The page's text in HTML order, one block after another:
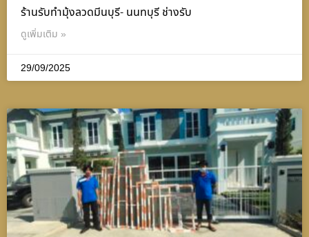
ร้านรับทำมุ้งลวดมีนบุรี- นนทบุรี ช่างรับ
ดูเพิ่มเติม »
29/09/2025